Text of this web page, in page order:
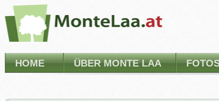
HOME ÜBER MONTE LAA